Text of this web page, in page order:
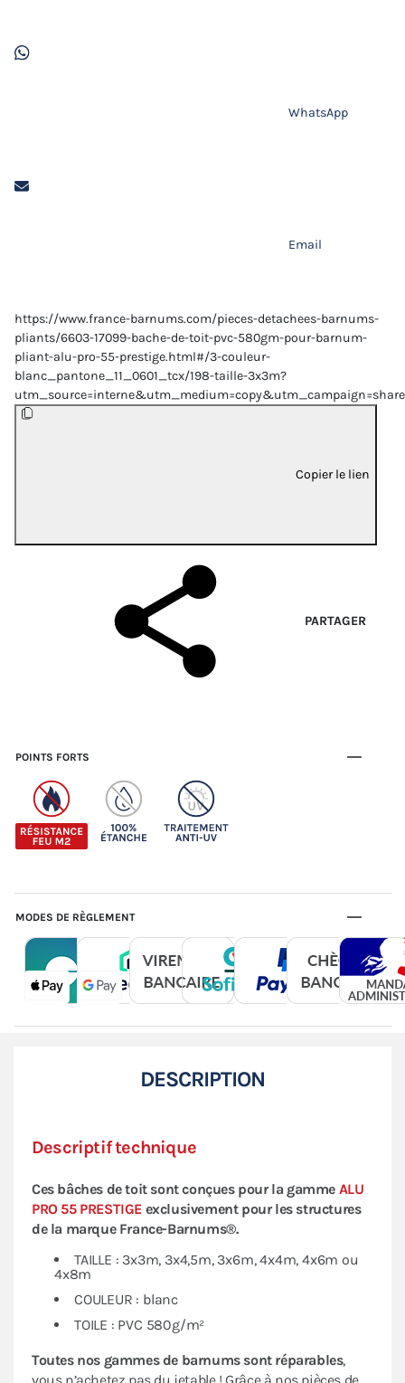
WhatsApp
Email
https://www.france-barnums.com/pieces-detachees-barnums-
pliants/6603-17099-bache-de-toit-pvc-580gm-pour-barnum-
pliant-alu-pro-55-prestige.html#/3-couleur-
blanc_pantone_11_0601_tcx/198-taille-3x3m?
Copier le lien
PARTAGER
POINTS FORTS
MODES DE RÈGLEMENT
DESCRIPTION
Descriptif technique
Ces bâches de toit sont conçues pour la gamme ALU
PRO 55 PRESTIGE exclusivement pour les structures
de la marque France-Barnums®.
TAILLE : 3x3m, 3x4,5m, 3x6m, 4x4m, 4x6m ou
4x8m
COULEUR : blanc
TOILE : PVC 580g/m²
Toutes nos gammes de barnums sont réparables,